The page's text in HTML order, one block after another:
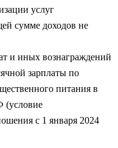
услуг
сумме доходов не
и иных вознаграждений
зарплаты по
питания в
(условие
с 1 января 2024